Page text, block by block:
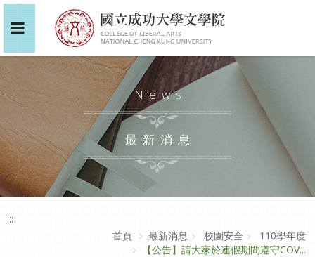
News
最新消息
:::
首頁
最新消息 校園安全
110學年度
【公告】請大家於連假期間遵守COV...